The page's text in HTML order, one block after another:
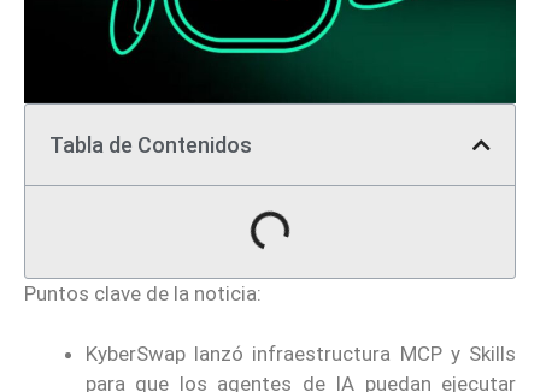
Tabla de Contenidos
Puntos clave de la noticia:
KyberSwap lanzó infraestructura MCP y Skills
para que los agentes de IA puedan ejecutar